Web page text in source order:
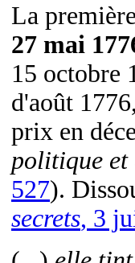
La
27 mai
15 octobre
d'août
prix en
politique
527).
secrets, 3